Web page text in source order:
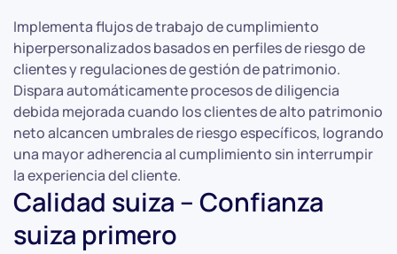
Implementa flujos de trabajo de cumplimiento
hiperpersonalizados basados en perfiles de riesgo de
clientes y regulaciones de gestión de patrimonio.
Dispara automáticamente procesos de diligencia
debida mejorada cuando los clientes de alto patrimonio
neto alcancen umbrales de riesgo específicos, logrando
una mayor adherencia al cumplimiento sin interrumpir
la experiencia del cliente.
Calidad suiza – Confianza
suiza primero